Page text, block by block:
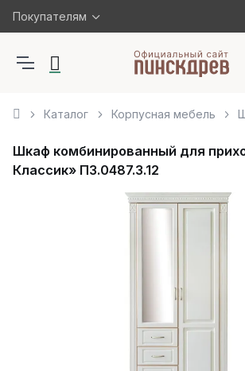
Покупателям
Каталог Корпусная мебель
Шкаф комбинированный для
Классик» П3.0487.3.12